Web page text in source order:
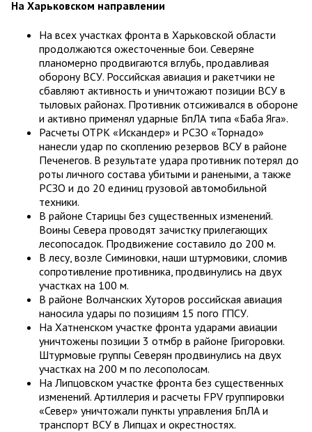
На Харьковском направлении
На всех участках фронта в Харьковской области
продолжаются ожесточенные бои. Северяне
планомерно продвигаются вглубь, продавливая
оборону ВСУ. Российская авиация и ракетчики не
сбавляют активность и уничтожают позиции ВСУ в
тыловых районах. Противник отсиживался в обороне
и активно применял ударные БпЛА типа «Баба Яга».
Расчеты ОТРК «Искандер» и РСЗО «Торнадо»
нанесли удар по скоплению резервов ВСУ в районе
Печенегов. В результате удара противник потерял до
роты личного состава убитыми и ранеными, а также
РСЗО и до 20 единиц грузовой автомобильной
техники.
В районе Старицы без существенных изменений.
Воины Севера проводят зачистку прилегающих
лесопосадок. Продвижение составило до 200 м.
В лесу, возле Симиновки, наши штурмовики, сломив
сопротивление противника, продвинулись на двух
участках на 100 м.
В районе Волчанских Хуторов российская авиация
наносила удары по позициям 15 пого ГПСУ.
На Хатненском участке фронта ударами авиации
уничтожены позиции 3 отмбр в районе Григоровки.
Штурмовые группы Северян продвинулись на двух
участках на 200 м по лесополосам.
На Липцовском участке фронта без существенных
изменений. Артиллерия и расчеты FPV группировки
«Север» уничтожали пункты управления БпЛА и
транспорт ВСУ в Липцах и окрестностях.